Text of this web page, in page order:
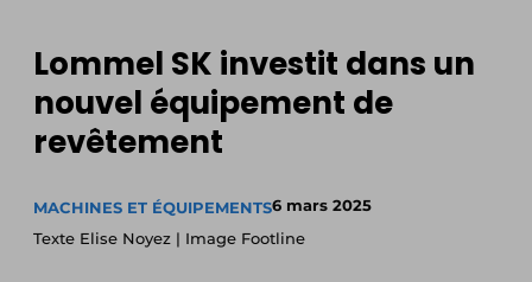
Lommel SK investit dans un
nouvel équipement de
revêtement
MACHINES ET ÉQUIPEMENTS6 mars 2025
Texte Elise Noyez | Image Footline